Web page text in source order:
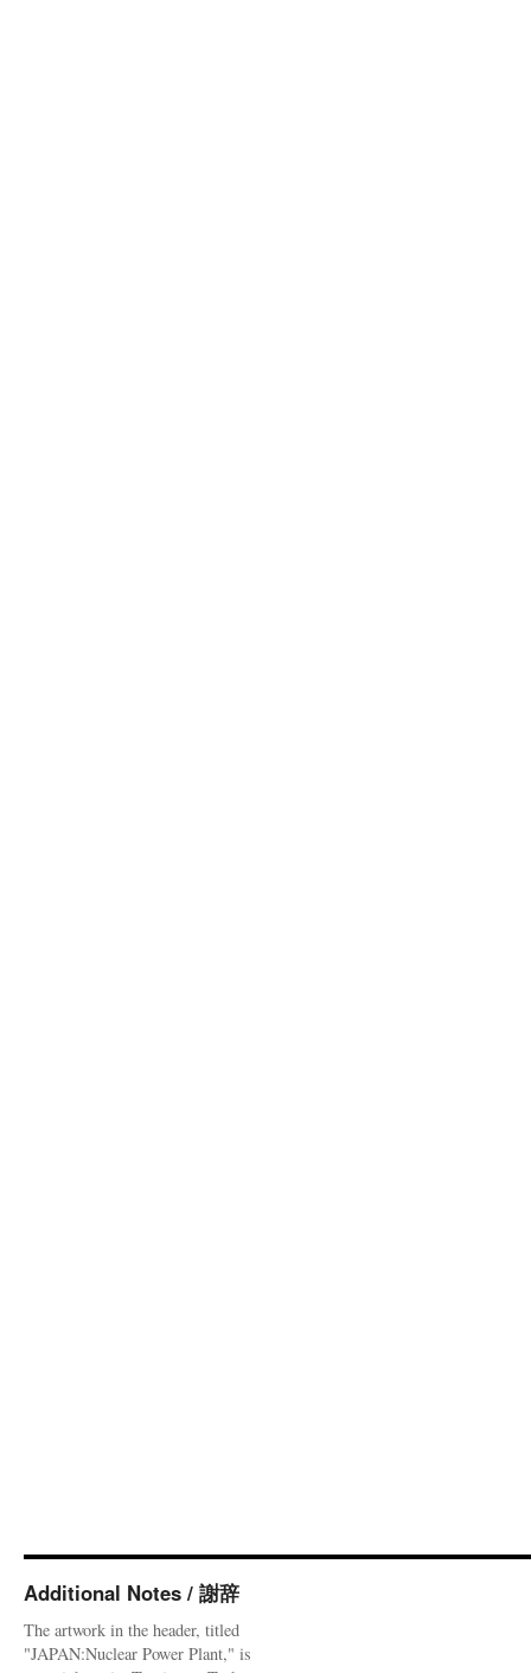
Additional Notes / 謝辞
The artwork in the header, titled
"JAPAN:Nuclear Power Plant," is